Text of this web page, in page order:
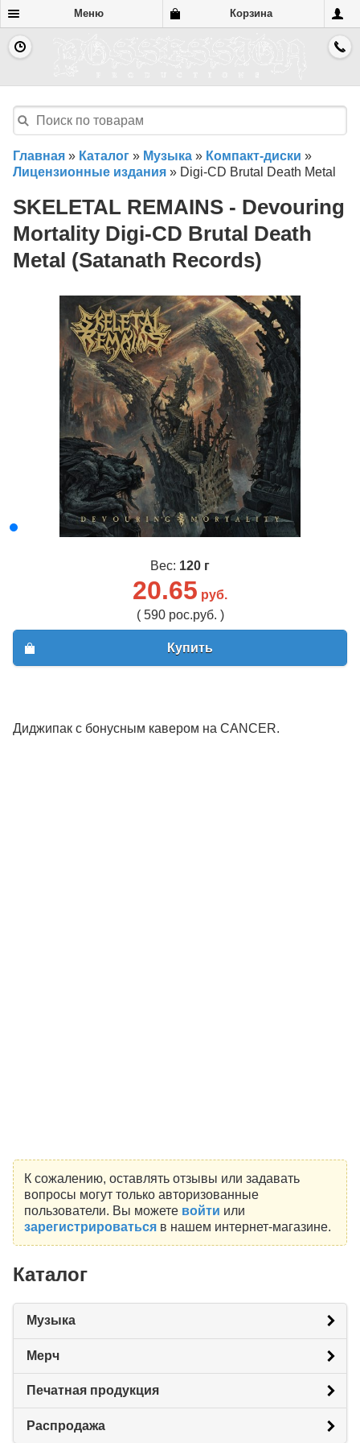
Меню Корзина
Главная » Каталог » Музыка » Компакт-диски »
Лицензионные издания » Digi-CD Brutal Death Metal
SKELETAL REMAINS - Devouring
Mortality Digi-CD Brutal Death
Metal (Satanath Records)
Вес: 120 г
20.65 руб.
( 590 рос.руб. )
Купить
Диджипак с бонусным кавером на CANCER.
К сожалению, оставлять отзывы или задавать
вопросы могут только авторизованные
пользователи. Вы можете войти или
зарегистрироватьсяв нашем интернет-магазине.
Каталог
Музыка
Мерч
Печатная продукция
Распродажа